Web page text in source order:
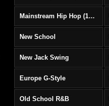
Mainstream Hip Hop (1990〜1999)
New School
New Jack Swing
Europe G-Style
Old School R&B